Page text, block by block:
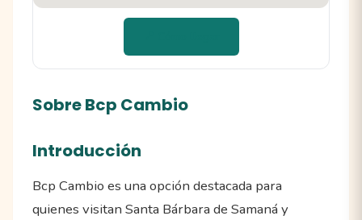
Sobre Bcp Cambio
Introducción
Bcp Cambio es una opción destacada para
quienes visitan Santa Bárbara de Samaná y